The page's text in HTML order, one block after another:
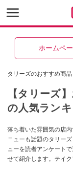
ホームペ
タリーズのおすすめ商品
【タリーズ
の人気ラン
落ち着いた雰囲気の店
ニューも話題のタリー
ューを読者アンケート
せて紹介します。テイ